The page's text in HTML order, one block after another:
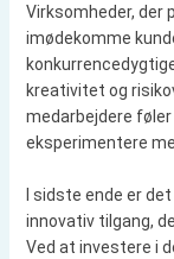
Virksomheder, der
imødekomme
kreativitet og
medarbejdere
eksperimentere
I sidste ende er
innovativ tilgang,
Ved at investere i